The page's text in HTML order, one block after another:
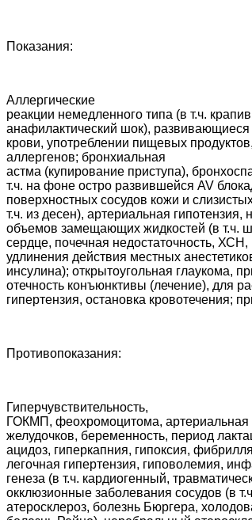
Показания:
Аллергические
реакции немедленного типа (в т.ч.
анафилактический шок),
крови, употреблении пищевых
аллергенов; бронхиальная
астма (купирование приступа),
т.ч. на фоне остро развившейся AV
поверхностных сосудов кожи и
т.ч. из десен), артериальная
объемов замещающих жидкостей (в т.ч.
сердце, почечная недостаточность,
удлинения действия местных
инсулина); открытоугольная глаукома,
отечность конъюнктивы (лечение), для
гипертензия, остановка кровотечения;
Противопоказания:
Гиперчувствительность,
ГОКМП, феохромоцитома,
желудочков, беременность, период
ацидоз, гиперкапния, гипоксия,
легочная гипертензия, гиповолемия,
генеза (в т.ч. кардиогенный,
окклюзионные заболевания сосудов (в
атеросклероз, болезнь Бюргера,